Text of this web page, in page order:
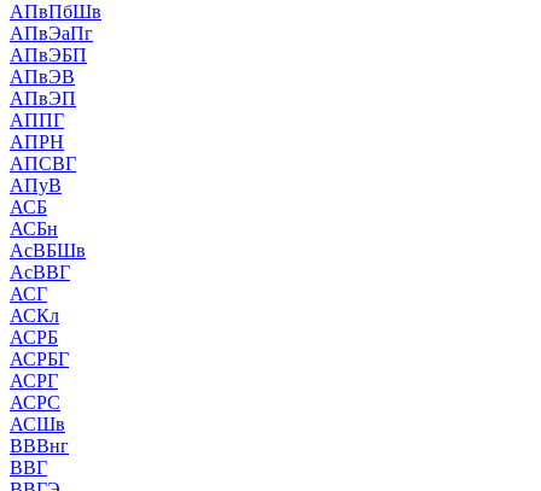
АПвПбШв
АПвЭаПг
АПвЭБП
АПвЭВ
АПвЭП
АППГ
АПРН
АПСВГ
АПуВ
АСБ
АСБн
АсВБШв
АсВВГ
АСГ
АСКл
АСРБ
АСРБГ
АСРГ
АСРС
АСШв
ВВВнг
ВВГ